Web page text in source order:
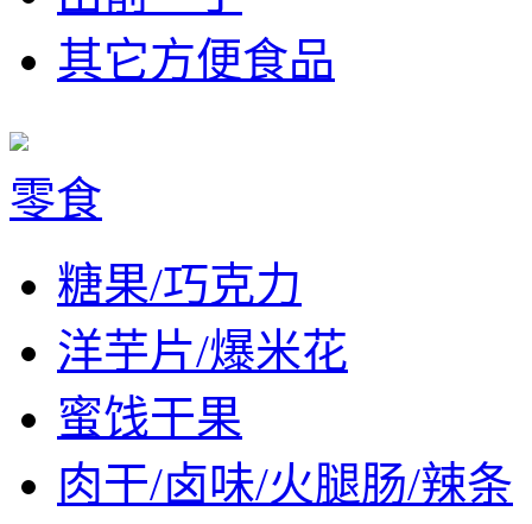
其它方便食品
零食
糖果/巧克力
洋芋片/爆米花
蜜饯干果
肉干/卤味/火腿肠/辣条